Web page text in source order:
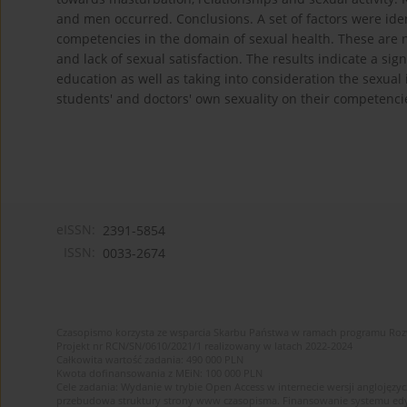
and men occurred. Conclusions. A set of factors were
competencies in the domain of sexual health. These
and lack of sexual satisfaction. The results indicate a
education as well as taking into consideration the
students' and doctors' own sexuality on their
2391-5854
0033-2674